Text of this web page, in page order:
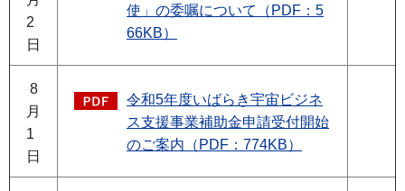
2
日
使」の委嘱について（PDF：5
66KB）
8
月
1
日
令和5年度いばらき宇宙ビジネ
ス支援事業補助金申請受付開始
のご案内（PDF：774KB）